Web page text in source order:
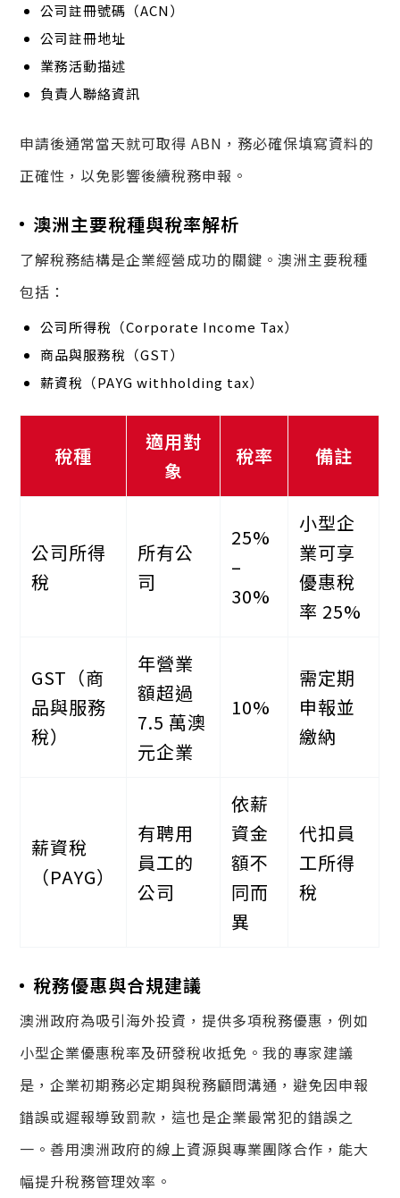
公司註冊號碼（ACN）
公司註冊地址
業務活動描述
負責人聯絡資訊
申請後通常當天就可取得 ABN，務必確保填寫資料的
正確性，以免影響後續稅務申報。
澳洲主要稅種與稅率解析
了解稅務結構是企業經營成功的關鍵。澳洲主要稅種
包括：
公司所得稅（Corporate Income Tax）
商品與服務稅（GST）
薪資稅（PAYG withholding tax）
稅種
適用對
象
稅率 備註
公司所得
稅
所有公
司
25%
–
30%
小型企
業可享
優惠稅
率 25%
GST（商
品與服務
稅）
年營業
額超過
7.5 萬澳
元企業
10%
需定期
申報並
繳納
薪資稅
（PAYG）
有聘用
員工的
公司
依薪
資金
額不
同而
異
代扣員
工所得
稅
稅務優惠與合規建議
澳洲政府為吸引海外投資，提供多項稅務優惠，例如
小型企業優惠稅率及研發稅收抵免。我的專家建議
是，企業初期務必定期與稅務顧問溝通，避免因申報
錯誤或遲報導致罰款，這也是企業最常犯的錯誤之
一。善用澳洲政府的線上資源與專業團隊合作，能大
幅提升稅務管理效率。